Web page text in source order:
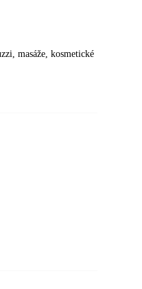
masáže, kosmetické